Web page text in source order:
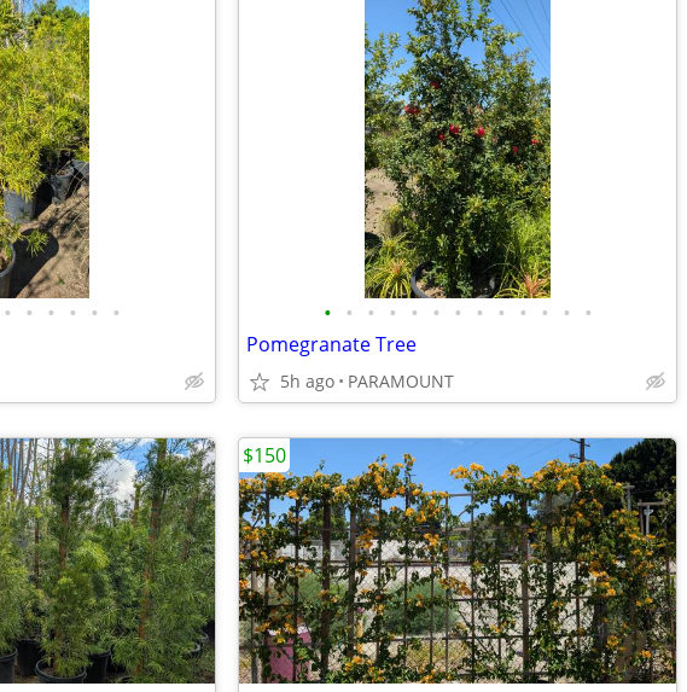
• • • • • • • • • • • • • • • • • • •
Pomegranate Tree
5h ago PARAMOUNT
$150